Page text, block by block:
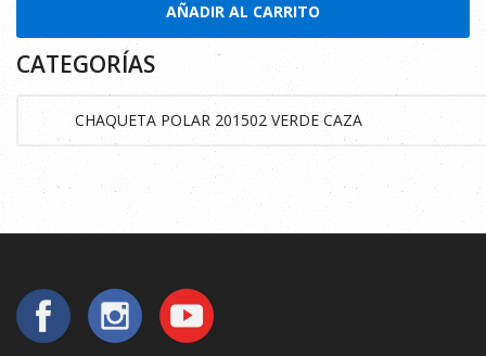
AÑADIR AL CARRITO
CATEGORÍAS